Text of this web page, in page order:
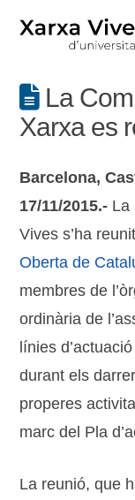
La
Xarxa es
Barcelona,
17/11/2015.- La
Vives s’ha
Oberta de
membres de
ordinària de
línies
durant els
properes
marc del Pla
La reunió, que